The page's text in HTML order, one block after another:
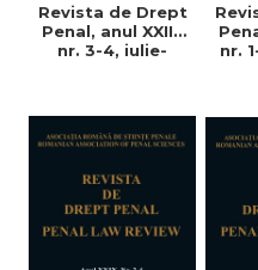
Revista de Drept
Penal, anul XXIII,
nr. 3-4, iulie-
nr.